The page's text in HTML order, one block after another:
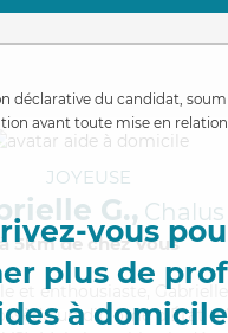
déclarative du candidat,
avant toute mise en relation
vous
plus de
à domicile
JOYEUSE
G., Chalus
5km de chez Vous
et enthousiaste, Gabrielle
un diplôme d'État